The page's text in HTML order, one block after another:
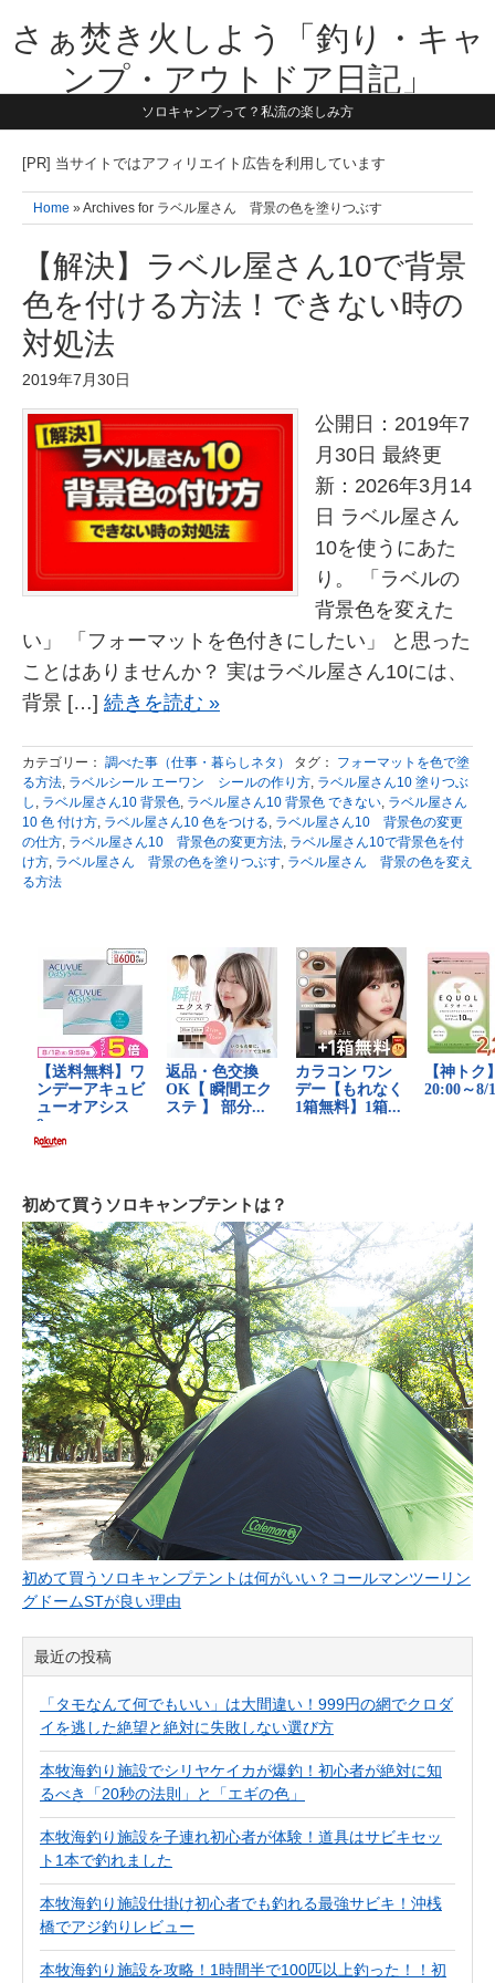
さぁ焚き火しよう「釣り・キャ
ンプ・アウトドア日記」
【テーマは子供と一緒に本気で遊ぶ】1981年うまれ・横浜在住。妻と3
す。同じ世代のお父さんに読んで頂けたら嬉しいです！よろしくお願い
ソロキャンプって？私流の楽しみ方
[PR] 当サイトではアフィリエイト広告を利用しています
Home » Archives for ラベル屋さん 背景の色を塗りつぶす
【解決】ラベル屋さん10で背景
色を付ける方法！できない時の
対処法
2019年7月30日
公開日：2019年7
月30日 最終更
新：2026年3月14
日 ラベル屋さん
10を使うにあた
り。 「ラベルの
背景色を変えた
い」 「フォーマットを色付きにしたい」 と思った
ことはありませんか？ 実はラベル屋さん10には、
背景 […] 続きを読む »
カテゴリー： 調べた事（仕事・暮らしネタ） タグ： フォーマットを色で塗
る方法, ラベルシール エーワン シールの作り方, ラベル屋さん10 塗りつぶ
し , ラベル屋さん10 背景色, ラベル屋さん10 背景色 できない, ラベル屋さん
10 色 付け方, ラベル屋さん10 色をつける, ラベル屋さん10 背景色の変更
の仕方, ラベル屋さん10 背景色の変更方法, ラベル屋さん10で背景色を付
け方, ラベル屋さん 背景の色を塗りつぶす, ラベル屋さん 背景の色を変え
る方法
初めて買うソロキャンプテントは？
初めて買うソロキャンプテントは何がいい？コールマンツーリン
グドームSTが良い理由
最近の投稿
「タモなんて何でもいい」は大間違い！999円の網でクロダ
イを逃した絶望と絶対に失敗しない選び方
本牧海釣り施設でシリヤケイカが爆釣！初心者が絶対に知
るべき「20秒の法則」と「エギの色」
本牧海釣り施設を子連れ初心者が体験！道具はサビキセッ
ト1本で釣れました
本牧海釣り施設仕掛け初心者でも釣れる最強サビキ！沖桟
橋でアジ釣りレビュー
本牧海釣り施設を攻略！1時間半で100匹以上釣った！！初